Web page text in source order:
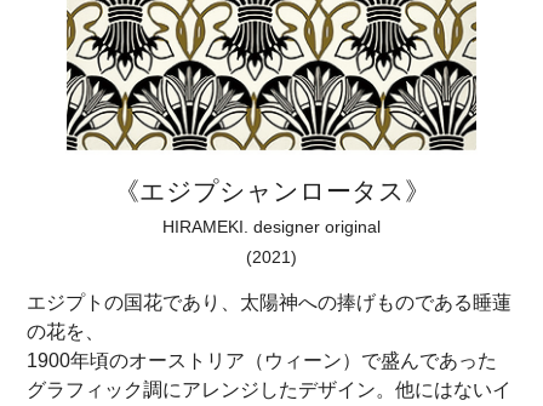
《エジプシャンロータス》
HIRAMEKI. designer original
(2021)
エジプトの国花であり、太陽神への捧げものである睡蓮
の花を、
1900年頃のオーストリア（ウィーン）で盛んであった
グラフィック調にアレンジしたデザイン。他にはないイ